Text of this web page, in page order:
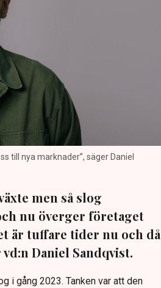
till nya marknader”, säger Daniel
men så slog
nu överger företaget
är tuffare tider nu och då
Daniel Sandqvist.
i gång 2023. Tanken var att den